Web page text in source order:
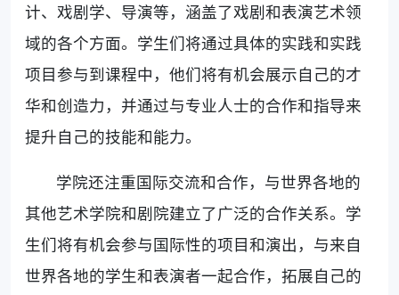
计、戏剧学、导演等，涵盖了戏剧和表演艺术领
域的各个方面。学生们将通过具体的实践和实践
项目参与到课程中，他们将有机会展示自己的才
华和创造力，并通过与专业人士的合作和指导来
提升自己的技能和能力。
学院还注重国际交流和合作，与世界各地的
其他艺术学院和剧院建立了广泛的合作关系。学
生们将有机会参与国际性的项目和演出，与来自
世界各地的学生和表演者一起合作，拓展自己的